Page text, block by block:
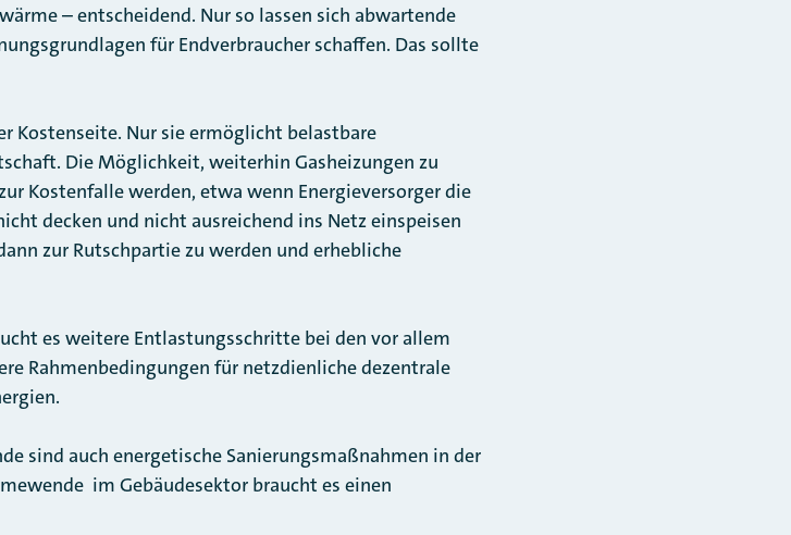
– entscheidend. Nur so lassen sich abwartende
für Endverbraucher schaffen. Das sollte
Kostenseite. Nur sie ermöglicht belastbare
Die Möglichkeit, weiterhin Gasheizungen zu
Kostenfalle werden, etwa wenn Energieversorger die
decken und nicht ausreichend ins Netz einspeisen
zur Rutschpartie zu werden und erhebliche
es weitere Entlastungsschritte bei den vor allem
Rahmenbedingungen für netzdienliche dezentrale
sind auch energetische Sanierungsmaßnahmen in der
im Gebäudesektor braucht es einen